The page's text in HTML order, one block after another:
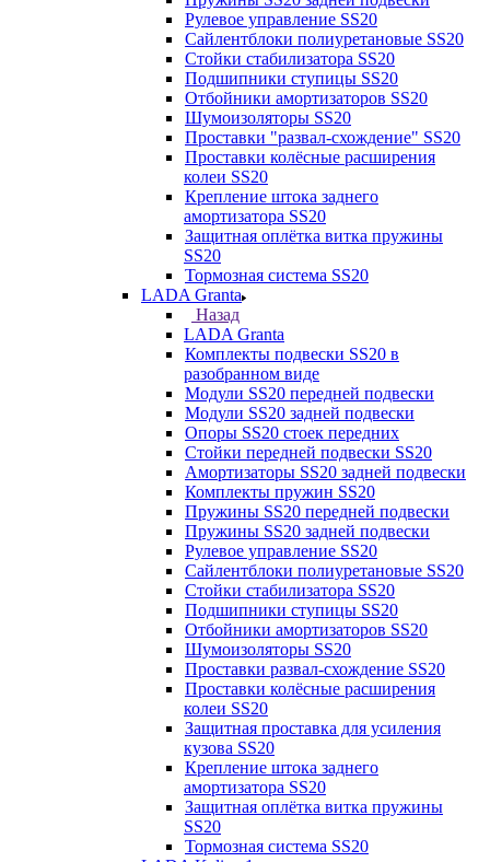
Рулевое управление SS20
Сайлентблоки полиуретановые SS20
Стойки стабилизатора SS20
Подшипники ступицы SS20
Отбойники амортизаторов SS20
Шумоизоляторы SS20
Проставки "развал-схождение" SS20
Проставки колёсные расширения
колеи SS20
Крепление штока заднего
амортизатора SS20
Защитная оплётка витка пружины
SS20
Тормозная система SS20
LADA Granta
Назад
LADA Granta
Комплекты подвески SS20 в
разобранном виде
Модули SS20 передней подвески
Модули SS20 задней подвески
Опоры SS20 стоек передних
Стойки передней подвески SS20
Амортизаторы SS20 задней подвески
Комплекты пружин SS20
Пружины SS20 передней подвески
Пружины SS20 задней подвески
Рулевое управление SS20
Сайлентблоки полиуретановые SS20
Стойки стабилизатора SS20
Подшипники ступицы SS20
Отбойники амортизаторов SS20
Шумоизоляторы SS20
Проставки развал-схождение SS20
Проставки колёсные расширения
колеи SS20
Защитная проставка для усиления
кузова SS20
Крепление штока заднего
амортизатора SS20
Защитная оплётка витка пружины
SS20
Тормозная система SS20